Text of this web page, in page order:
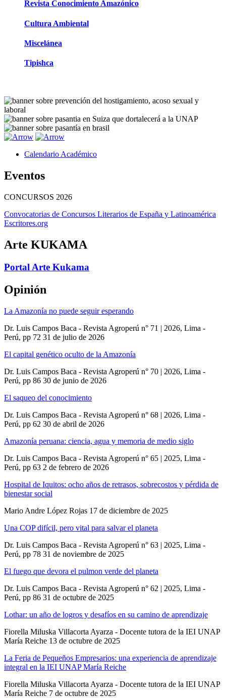
Revista Conocimiento Amazónico
Cultura Ambiental
Miscelánea
Tipishca
Calendario Académico
Eventos
CONCURSOS 2026
Convocatorias de Concursos Literarios de España y Latinoamérica
Escritores.org
Arte KUKAMA
Portal Arte Kukama
Opinión
La Amazonía no puede seguir esperando
Dr. Luis Campos Baca - Revista Agroperú n° 71 | 2026, Lima -
Perú, pp 72 31 de julio de 2026
El capital genético oculto de la Amazonía
Dr. Luis Campos Baca - Revista Agroperú n° 70 | 2026, Lima -
Perú, pp 86 30 de junio de 2026
El saqueo del conocimiento
Dr. Luis Campos Baca - Revista Agroperú n° 68 | 2026, Lima -
Perú, pp 62 30 de abril de 2026
Amazonía peruana: ciencia, agua y memoria de medio siglo
Dr. Luis Campos Baca - Revista Agroperú n° 65 | 2025, Lima -
Perú, pp 63 2 de febrero de 2026
Hospital de Iquitos: ocho años de retrasos, sobrecostos y pérdida de
bienestar social
Mario Andre López Rojas 17 de diciembre de 2025
Una COP difícil, pero vital para salvar el planeta
Dr. Luis Campos Baca - Revista Agroperú n° 63 | 2025, Lima -
Perú, pp 78 31 de noviembre de 2025
El fuego que devora el pulmon verde del planeta
Dr. Luis Campos Baca - Revista Agroperú n° 62 | 2025, Lima -
Perú, pp 86 31 de octubre de 2025
Lothar: un año de logros y desafíos en su camino de aprendizaje
Fiorella Miluska Villacorta Ayarza - Docente tutora de la IEI UNAP
María Reiche 13 de octubre de 2025
La Feria de Pequeños Empresarios: una experiencia de aprendizaje
integral en la IEI UNAP María Reiche
Fiorella Miluska Villacorta Ayarza - Docente tutora de la IEI UNAP
María Reiche 7 de octubre de 2025